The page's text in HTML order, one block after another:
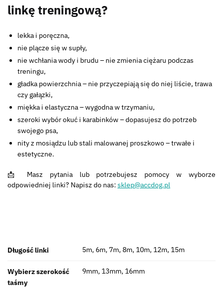
linkę treningową?
lekka i poręczna,
nie plącze się w supły,
nie wchłania wody i brudu – nie zmienia ciężaru podczas
treningu,
gładka powierzchnia – nie przyczepiają się do niej liście, trawa
czy gałązki,
miękka i elastyczna – wygodna w trzymaniu,
szeroki wybór okuć i karabinków – dopasujesz do potrzeb
swojego psa,
nity z mosiądzu lub stali malowanej proszkowo – trwałe i
estetyczne.
📩 Masz pytania lub potrzebujesz pomocy w wyborze
odpowiedniej linki? Napisz do nas: sklep@accdog.pl
Długość linki 5m, 6m, 7m, 8m, 10m, 12m, 15m
Wybierz szerokość
taśmy
9mm, 13mm, 16mm